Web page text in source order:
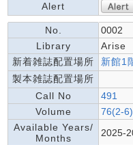
Alert
No.
0002
Library
Arise
新着雑誌配置場所
新館1
製本雑誌配置場所
Call No
491
Volume
76(2-
Available Years/
Months
2025-